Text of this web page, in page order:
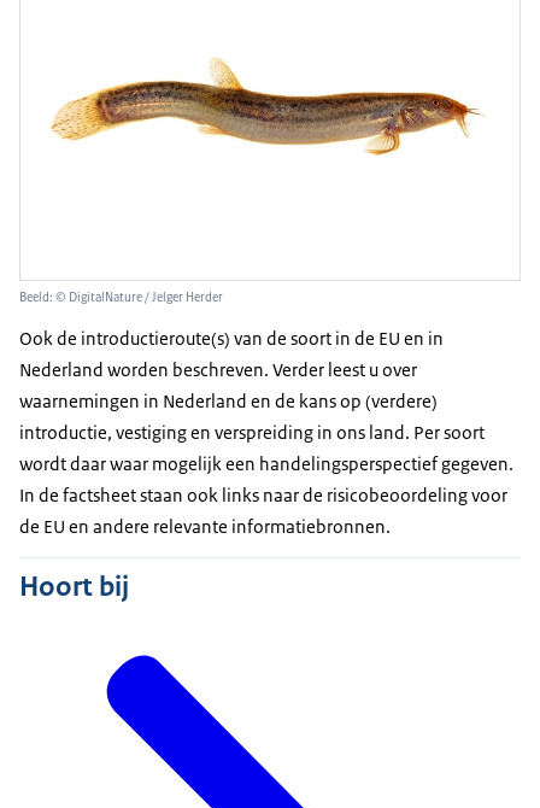
Beeld: © DigitalNature / Jelger Herder
Ook de introductieroute(s) van de soort in de EU en in
Nederland worden beschreven. Verder leest u over
waarnemingen in Nederland en de kans op (verdere)
introductie, vestiging en verspreiding in ons land. Per soort
wordt daar waar mogelijk een handelingsperspectief gegeven.
In de factsheet staan ook links naar de risicobeoordeling voor
de EU en andere relevante informatiebronnen.
Hoort bij